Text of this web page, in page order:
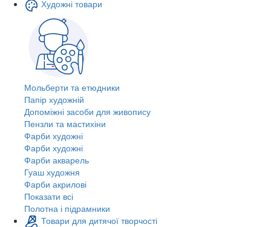
Художні товари
Мольберти та етюдники
Папір художній
Допоміжні засоби для живопису
Пензли та мастихіни
Фарби художні
Фарби художні
Фарби акварель
Гуаш художня
Фарби акрилові
Показати всі
Полотна і підрамники
Товари для дитячої творчості